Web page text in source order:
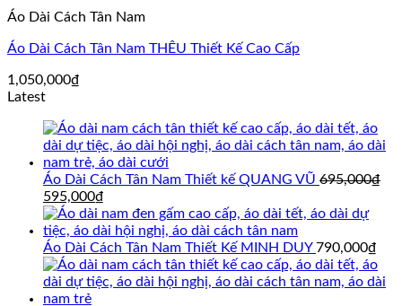
Áo Dài Cách Tân Nam
Áo Dài Cách Tân Nam THÊU Thiết Kế Cao Cấp
1,050,000₫
Latest
Áo Dài Cách Tân Nam Thiết kế QUANG VŨ 695,000₫
Giá
gốc
là:
695,000₫.
595,000₫
hiện
tại
là:
595,000₫.
Áo Dài Cách Tân Nam Thiết Kế MINH DUY 790,000₫